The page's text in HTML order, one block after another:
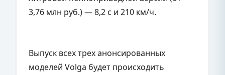
3,76 млн руб.) — 8,2 с и 210 км/ч.
Выпуск всех трех анонсированных
моделей Volga будет происходить